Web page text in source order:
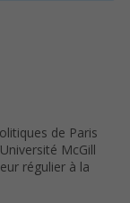
de Paris
McGill
régulier à la